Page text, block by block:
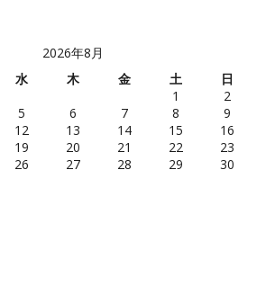
2026年8月
水 木 金 土
日
1
2
5 6 7 8
9
12 13 14 15
16
19 20 21 22
23
26 27 28 29
30